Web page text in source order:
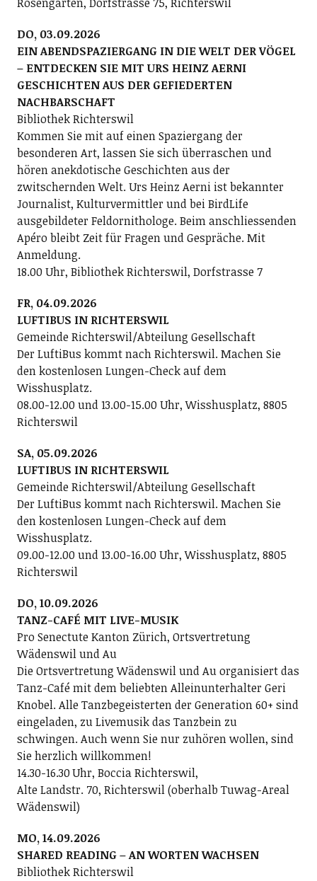
DO, 03.09.2026
EIN ABENDSPAZIERGANG IN DIE WELT DER VÖGEL
– ENTDECKEN SIE MIT URS HEINZ AERNI
GESCHICHTEN AUS DER GEFIEDERTEN
NACHBARSCHAFT
Bibliothek Richterswil
Kommen Sie mit auf einen Spaziergang der
besonderen Art, lassen Sie sich überraschen und
hören anekdotische Geschichten aus der
zwitschernden Welt. Urs Heinz Aerni ist bekannter
Journalist, Kulturvermittler und bei BirdLife
ausgebildeter Feldornithologe. Beim anschliessenden
Apéro bleibt Zeit für Fragen und Gespräche. Mit
Anmeldung.
18.00 Uhr, Bibliothek Richterswil, Dorfstrasse 7
FR, 04.09.2026
LUFTIBUS IN RICHTERSWIL
Gemeinde Richterswil/Abteilung Gesellschaft
Der LuftiBus kommt nach Richterswil. Machen Sie
den kostenlosen Lungen-Check auf dem
Wisshusplatz.
08.00-12.00 und 13.00-15.00 Uhr, Wisshusplatz, 8805
Richterswil
SA, 05.09.2026
LUFTIBUS IN RICHTERSWIL
Gemeinde Richterswil/Abteilung Gesellschaft
Der LuftiBus kommt nach Richterswil. Machen Sie
den kostenlosen Lungen-Check auf dem
Wisshusplatz.
09.00-12.00 und 13.00-16.00 Uhr, Wisshusplatz, 8805
Richterswil
DO, 10.09.2026
TANZ-CAFÉ MIT LIVE-MUSIK
Pro Senectute Kanton Zürich, Ortsvertretung
Wädenswil und Au
Die Ortsvertretung Wädenswil und Au organisiert das
Tanz-Café mit dem beliebten Alleinunterhalter Geri
Knobel. Alle Tanzbegeisterten der Generation 60+ sind
eingeladen, zu Livemusik das Tanzbein zu
schwingen. Auch wenn Sie nur zuhören wollen, sind
Sie herzlich willkommen!
14.30-16.30 Uhr, Boccia Richterswil,
Alte Landstr. 70, Richterswil (oberhalb Tuwag-Areal
Wädenswil)
MO, 14.09.2026
SHARED READING – AN WORTEN WACHSEN
Bibliothek Richterswil